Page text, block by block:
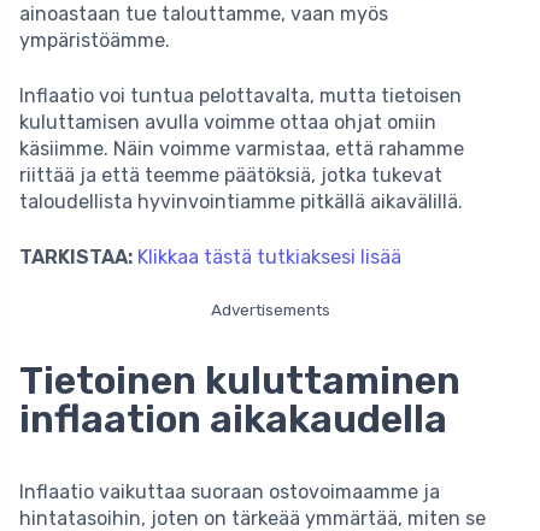
ainoastaan tue talouttamme, vaan myös
ympäristöämme.
Inflaatio voi tuntua pelottavalta, mutta tietoisen
kuluttamisen avulla voimme ottaa ohjat omiin
käsiimme. Näin voimme varmistaa, että rahamme
riittää ja että teemme päätöksiä, jotka tukevat
taloudellista hyvinvointiamme pitkällä aikavälillä.
TARKISTAA: Klikkaa tästä tutkiaksesi lisää
Advertisements
Tietoinen kuluttaminen
inflaation aikakaudella
Inflaatio vaikuttaa suoraan ostovoimaamme ja
hintatasoihin, joten on tärkeää ymmärtää, miten se